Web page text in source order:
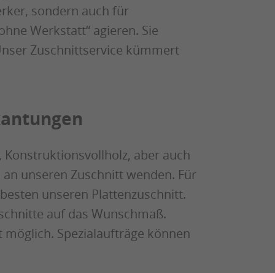
sondern auch für
Werkstatt“ agieren. Sie
Zuschnittservice kümmert
Konstruktionsvollholz, aber auch
unseren Zuschnitt wenden. Für
unseren Plattenzuschnitt.
auf das Wunschmaß.
Spezialaufträge können